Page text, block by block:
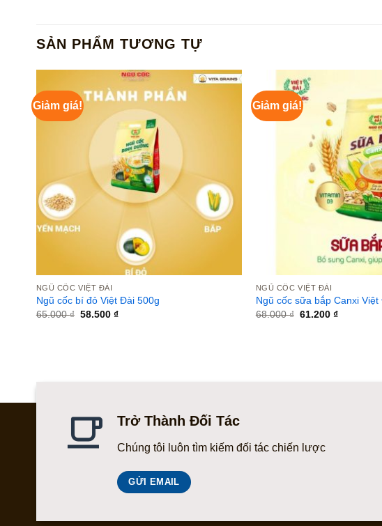
SẢN PHẨM TƯƠNG TỰ
Giảm giá!
NGŨ CỐC VIỆT ĐÀI
Ngũ cốc bí đỏ Việt Đài 500g
65.000₫ Giá
58.500₫Giá
Giảm giá!
NGŨ CỐC VIỆT ĐÀI
Ngũ cốc sữa bắp Canxi Việt
68.000₫ Giá
61.200₫Giá
Trở Thành Đối Tác
Chúng tôi luôn tìm kiếm đối tác chiến lược
GỬI EMAIL